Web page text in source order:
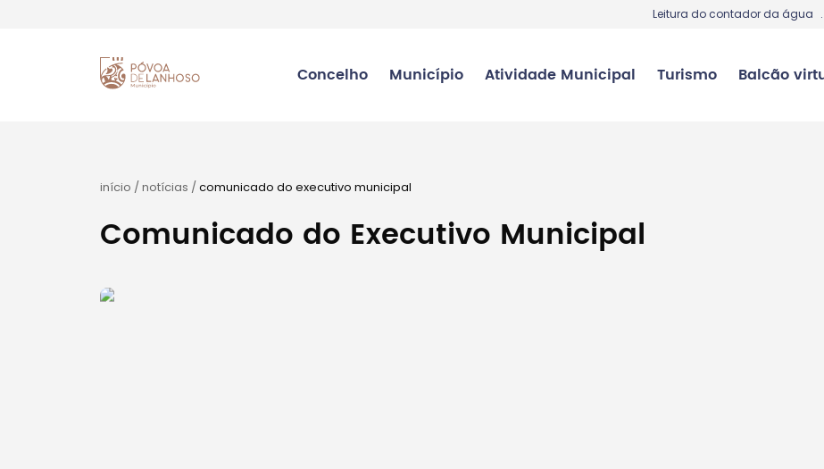
Leitura do contador da água .
Concelho Município Atividade Municipal Turismo Balcão
início /notícias /comunicado do executivo municipal
Comunicado do Executivo Municipal